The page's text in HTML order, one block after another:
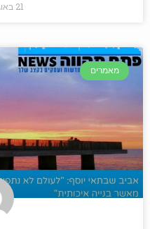
21 באוגוסט 2023
מאמרים